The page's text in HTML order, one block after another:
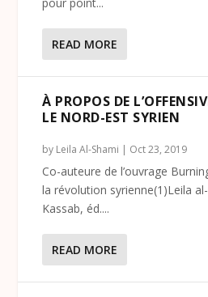
READ MORE
À PROPOS DE
LE NORD-EST SYRIEN
by Leila Al-Shami | Oct 23, 2019
Co-auteure de l’ouvrage
la révolution syrienne(1)Leila
Kassab, éd....
READ MORE